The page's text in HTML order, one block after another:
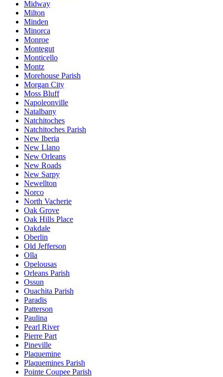
Midway
Milton
Minden
Minorca
Monroe
Montegut
Monticello
Montz
Morehouse Parish
Morgan City
Moss Bluff
Napoleonville
Natalbany
Natchitoches
Natchitoches Parish
New Iberia
New Llano
New Orleans
New Roads
New Sarpy
Newellton
Norco
North Vacherie
Oak Grove
Oak Hills Place
Oakdale
Oberlin
Old Jefferson
Olla
Opelousas
Orleans Parish
Ossun
Ouachita Parish
Paradis
Patterson
Paulina
Pearl River
Pierre Part
Pineville
Plaquemine
Plaquemines Parish
Pointe Coupee Parish